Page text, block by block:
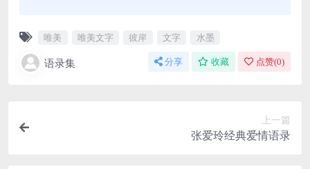
唯美 唯美文字 彼岸 文字 水墨
语录集 分享 收藏 点赞(0)
上一篇
张爱玲经典爱情语录